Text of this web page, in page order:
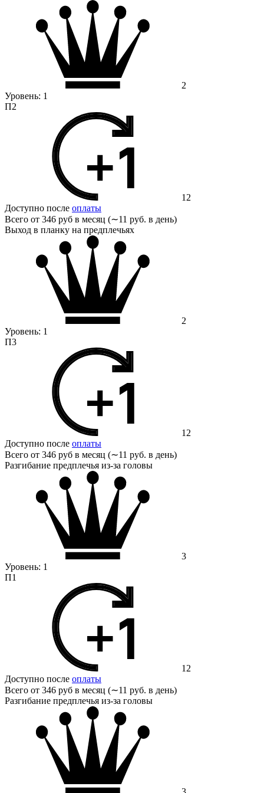
2
Уровень: 1
П2
12
Доступно после оплаты
Всего от 346 руб в месяц (∼11 руб. в день)
Выход в планку на предплечьях
2
Уровень: 1
П3
12
Доступно после оплаты
Всего от 346 руб в месяц (∼11 руб. в день)
Разгибание предплечья из-за головы
3
Уровень: 1
П1
12
Доступно после оплаты
Всего от 346 руб в месяц (∼11 руб. в день)
Разгибание предплечья из-за головы